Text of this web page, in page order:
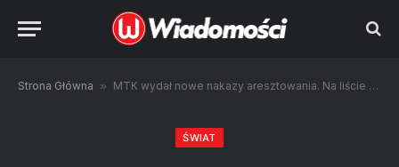
Strona Główna » MTK wydał nowe nakazy aresztowania. Na liście obywatele Izraela
ŚWIAT